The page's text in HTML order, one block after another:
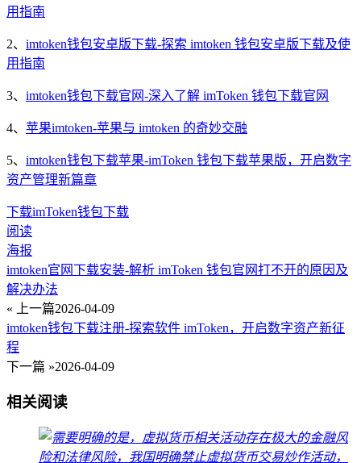
用指南
2、 imtoken钱包安卓版下载-探索 imtoken 钱包安卓版下载及使
用指南
3、 imtoken钱包下载官网-深入了解 imToken 钱包下载官网
4、 苹果imtoken-苹果与 imtoken 的奇妙交融
5、 imtoken钱包下载苹果-imToken 钱包下载苹果版，开启数字
资产管理新篇章
下载imToken钱包下载
阅读
海报
imtoken官网下载安装-解析 imToken 钱包官网打不开的原因及
解决办法
« 上一篇2026-04-09
imtoken钱包下载注册-探索软件 imToken，开启数字资产新征
程
下一篇 »2026-04-09
相关阅读